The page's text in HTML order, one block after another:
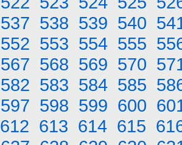
537 538 539 540
552 553 554 555
567 568 569 570
582 583 584 585
597 598 599 600
612 613 614 615